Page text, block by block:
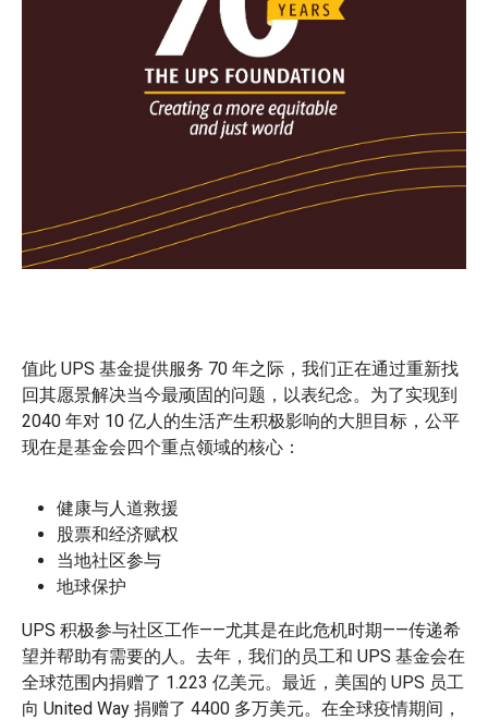
值此 UPS 基金提供服务 70 年之际，我们正在通过重新找
回其愿景解决当今最顽固的问题，以表纪念。为了实现到
2040 年对 10 亿人的生活产生积极影响的大胆目标，公平
现在是基金会四个重点领域的核心：
健康与人道救援
股票和经济赋权
当地社区参与
地球保护
UPS 积极参与社区工作——尤其是在此危机时期——传递希
望并帮助有需要的人。去年，我们的员工和 UPS 基金会在
全球范围内捐赠了 1.223 亿美元。最近，美国的 UPS 员工
向 United Way 捐赠了 4400 多万美元。在全球疫情期间，